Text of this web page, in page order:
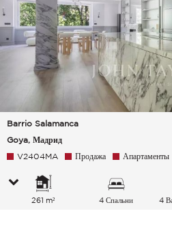
Barrio Salamanca
Goya, Мадрид
V2404MA Продажа Апартаменты
261 m² 4 Спальни 4